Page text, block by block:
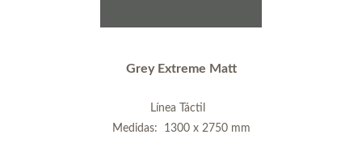
Grey Extreme Matt
Línea Táctil
Medidas: 1300 x 2750 mm